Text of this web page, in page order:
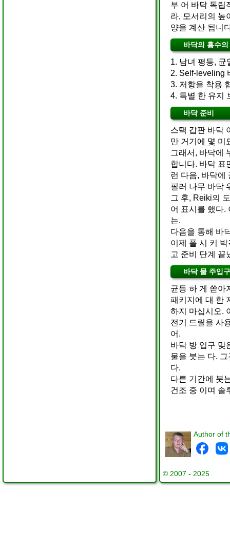
부 어 바닥 독립
라, 모서리의 높
양을 계산 됩니
바닥의 홍수
1. 남녀 평등, 균
2. Self-leveling
3. 저항을 착용
4. 특별 한 유지
바닥 준비
스택 갑판 바닥
만 거기에 몇 미
그래서, 바닥에
합니다. 바닥 표
런 다음, 바닥에
필러 나무 바닥
그 후, Reiki의
어 표시를 했다.
는.
다음을 통해 바
이제 폴 시 키
고 준비 단계 끝
바닥 물 주입
균등 하 게 쏟아
패키지에 대 한
하지 마십시오.
전기 드릴을 사
어.
바닥 방 입구 맞
물을 붓는 다.
다.
다른 기간에 붓
건조 중 이며 솔
Author of
© 2007 - 2025